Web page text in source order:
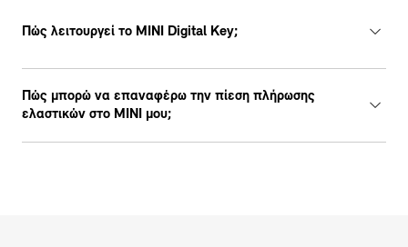
Πώς λειτουργεί το MINI Digital Key;
Πώς μπορώ να επαναφέρω την πίεση πλήρωσης
ελαστικών στο MINI μου;